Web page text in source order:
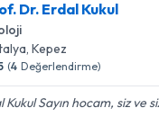
Dr. Erdal Kukul
, Kepez
(4 Değerlendirme)
Sayın hocam, siz ve